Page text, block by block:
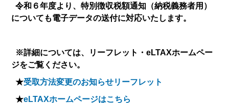
令和６年度より、特別徴収税額通知（納税義務者用）
についても電子データの送付に対応いたします。
※詳細については、リーフレット・eLTAXホームペー
ジをご覧ください。
★受取方法変更のお知らせリーフレット
★eLTAXホームページはこちら